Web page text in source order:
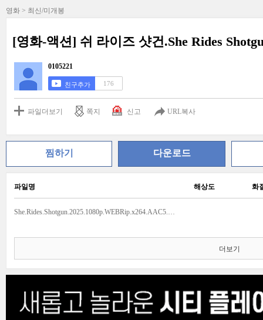
영화 > 최신/미개봉
[영화-액션] 쉬 라이즈 샷건.She Rides
0105221
친구추가 176
파일더보기 쪽지 신고 URL복사
찜하기 다운로드
파일명 해상도 화
She.Rides.Shotgun.2025.1080p.WEBRip.x264.AAC5.1-[YTS.MX] ENG.srt
더보기